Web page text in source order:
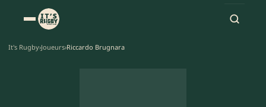
It's Rugby›Joueurs›Riccardo Brugnara